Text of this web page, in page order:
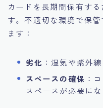
カードを長期間保有す
す。不適切な環境で保
ます：
劣化 ：湿気や紫外
スペースの確保 ：
スペースが必要にな